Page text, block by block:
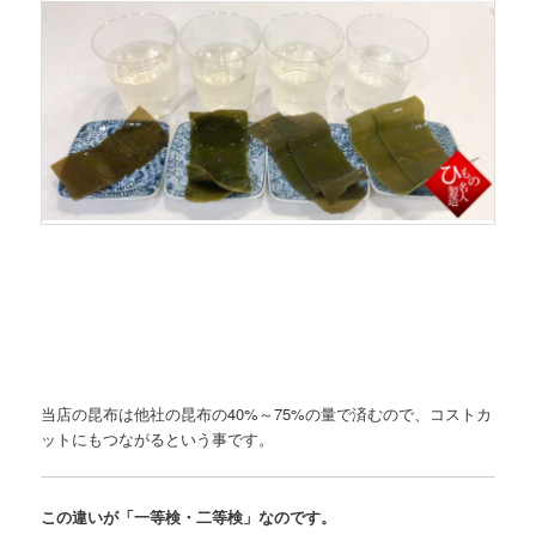
当店の昆布は他社の昆布の40%～75%の量で済むので、コストカ
ットにもつながるという事です。
この違いが「一等検・二等検」なのです。